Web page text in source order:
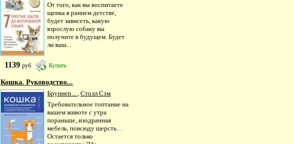
От того, как вы воспитаете
щенка в раннем детстве,
будет зависеть, какую
взрослую собаку вы
получите в будущем. Будет
ли ваш...
1139руб Купить
Кошка. Руководство...
Бруннер...,Столл Сэм
Требовательное топтание на
вашем животе с утра
пораньше, изодранная
мебель, повсюду шерсть…
Остается только